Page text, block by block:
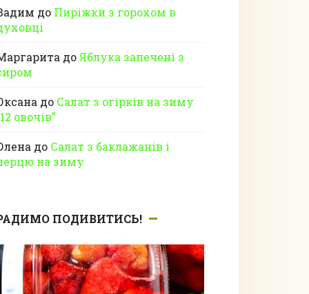
до Пиріжки з горохом в
доЯблука запечені з
до Салат з огірків на зиму
овочів”
до Салат з баклажанів і
на зиму
ПОДИВИТИСЬ!